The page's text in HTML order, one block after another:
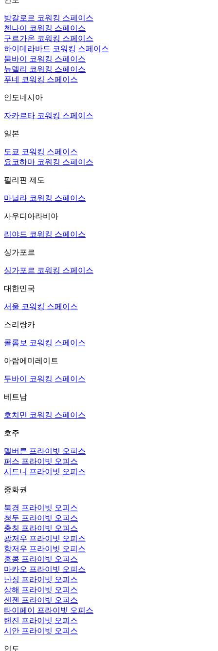
방갈로르 코워킹 스페이스
첸나이 코워킹 스페이스
구르가온 코워킹 스페이스
하이데라바드 코워킹 스페이스
뭄바이 코워킹 스페이스
뉴델리 코워킹 스페이스
푸네 코워킹 스페이스
인도네시아
자카르타 코워킹 스페이스
일본
도쿄 코워킹 스페이스
요코하마 코워킹 스페이스
필리핀 제도
마닐라 코워킹 스페이스
사우디아라비아
리야드 코워킹 스페이스
싱가포르
싱가포르 코워킹 스페이스
대한민국
서울 코워킹 스페이스
스리랑카
콜롬보 코워킹 스페이스
아랍에미레이트
두바이 코워킹 스페이스
베트남
호치민 코워킹 스페이스
호주
멜버른 프라이빗 오피스
퍼스 프라이빗 오피스
시드니 프라이빗 오피스
중화권
북경 프라이빗 오피스
청두 프라이빗 오피스
충칭 프라이빗 오피스
광저우 프라이빗 오피스
항저우 프라이빗 오피스
홍콩 프라이빗 오피스
마카오 프라이빗 오피스
난징 프라이빗 오피스
상해 프라이빗 오피스
센젠 프라이빗 오피스
타이페이 프라이빗 오피스
톈진 프라이빗 오피스
시안 프라이빗 오피스
인도